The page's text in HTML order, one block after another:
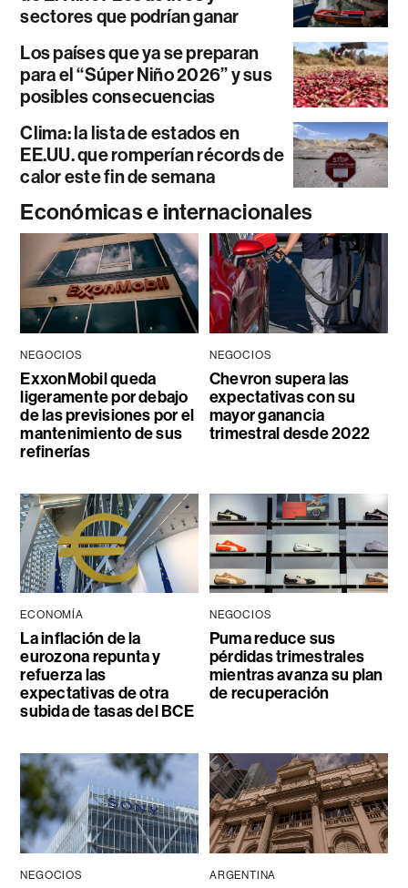
sectores que podrían ganar
Los países que ya se preparan
para el “Súper Niño 2026” y sus
posibles consecuencias
Clima: la lista de estados en
EE.UU. que romperían récords de
calor este fin de semana
Económicas e internacionales
NEGOCIOS
ExxonMobil queda
ligeramente por debajo
de las previsiones por el
mantenimiento de sus
refinerías
NEGOCIOS
Chevron supera las
expectativas con su
mayor ganancia
trimestral desde 2022
ECONOMÍA
La inflación de la
eurozona repunta y
refuerza las
expectativas de otra
subida de tasas del BCE
NEGOCIOS
Puma reduce sus
pérdidas trimestrales
mientras avanza su plan
de recuperación
NEGOCIOS ARGENTINA